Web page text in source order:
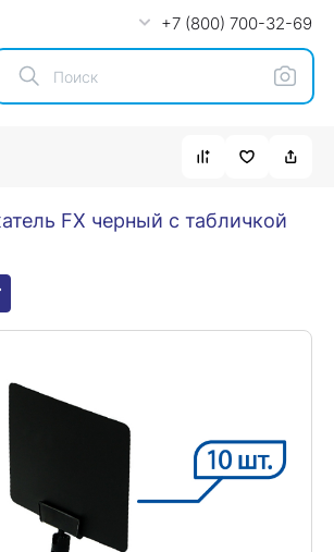
+7 (800) 700-32-69
FX черный с табличкой